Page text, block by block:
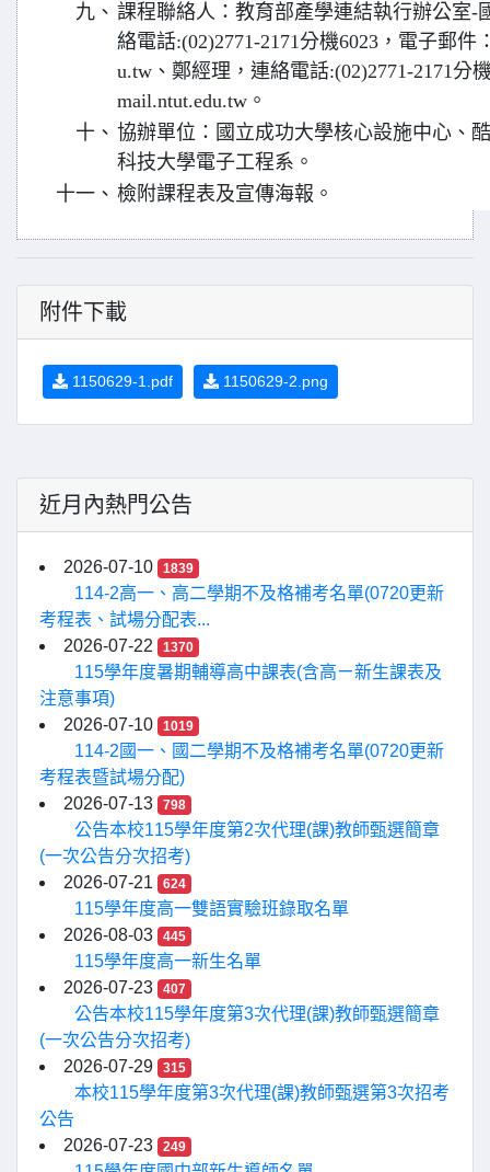
九、 課程聯絡人：教育部產學連結執行辦公室-
絡電話:(02)2771-2171分機6023，電子郵件
u.tw、鄭經理，連絡電話:(02)2771-2171分
mail.ntut.edu.tw。
十、 協辦單位：國立成功大學核心設施中心、
科技大學電子工程系。
十一、 檢附課程表及宣傳海報。
附件下載
1150629-1.pdf 1150629-2.png
近月內熱門公告
2026-07-10 1839
114-2高一、高二學期不及格補考名單(0720更新
考程表、試場分配表...
2026-07-22
1370
115學年度暑期輔導高中課表(含高ㄧ新生課表及
注意事項)
2026-07-10
1019
114-2國一、國二學期不及格補考名單(0720更新
考程表暨試場分配)
2026-07-13
798
公告本校115學年度第2次代理(課)教師甄選簡章
(一次公告分次招考)
2026-07-21
624
115學年度高一雙語實驗班錄取名單
2026-08-03
445
115學年度高一新生名單
2026-07-23
407
公告本校115學年度第3次代理(課)教師甄選簡章
(一次公告分次招考)
2026-07-29
315
本校115學年度第3次代理(課)教師甄選第3次招考
公告
2026-07-23
249